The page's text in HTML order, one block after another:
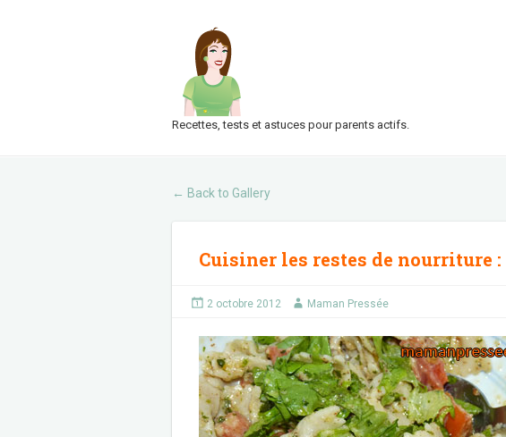
Recettes, tests et astuces pour parents actifs.
← Back to Gallery
Cuisiner les restes de nourriture :
2 octobre 2012 Maman Pressée